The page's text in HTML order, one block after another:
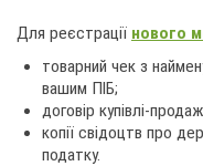
Для реєстрації нового
товарний чек з
вашим ПІБ;
договір купівлі-
копії свідоцтв про
податку.